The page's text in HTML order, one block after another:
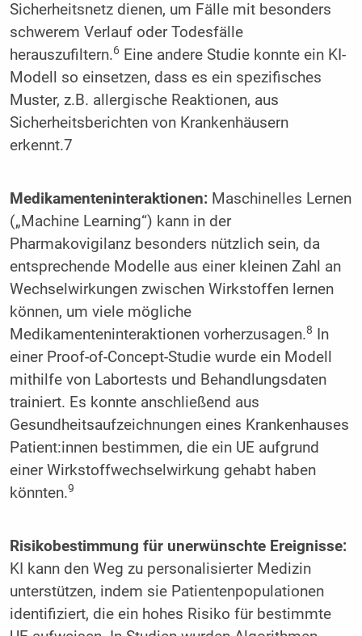
Sicherheitsnetz dienen, um Fälle mit besonders
schwerem Verlauf oder Todesfälle
herauszufiltern.6Eine andere Studie konnte ein KI-
Modell so einsetzen, dass es ein spezifisches
Muster, z.B. allergische Reaktionen, aus
Sicherheitsberichten von Krankenhäusern
erkennt.7
Medikamenteninteraktionen:Maschinelles Lernen
(„Machine Learning“) kann in der
Pharmakovigilanz besonders nützlich sein, da
entsprechende Modelle aus einer kleinen Zahl an
Wechselwirkungen zwischen Wirkstoffen lernen
können, um viele mögliche
Medikamenteninteraktionen vorherzusagen.8
In
einer Proof-of-Concept-Studie wurde ein Modell
mithilfe von Labortests und Behandlungsdaten
trainiert. Es konnte anschließend aus
Gesundheitsaufzeichnungen eines Krankenhauses
Pati­ent:innen bestimmen, die ein UE aufgrund
einer Wirkstoffwechselwirkung gehabt haben
könnten.9
Risikobestimmung für unerwünschte Ereignisse:
KI kann den Weg zu personalisierter Medizin
unterstützen, indem sie Patientenpopulationen
identifiziert, die ein hohes Risiko für bestimmte